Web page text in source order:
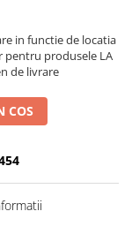
in functie de locatia
pentru produsele LA
de livrare
COS